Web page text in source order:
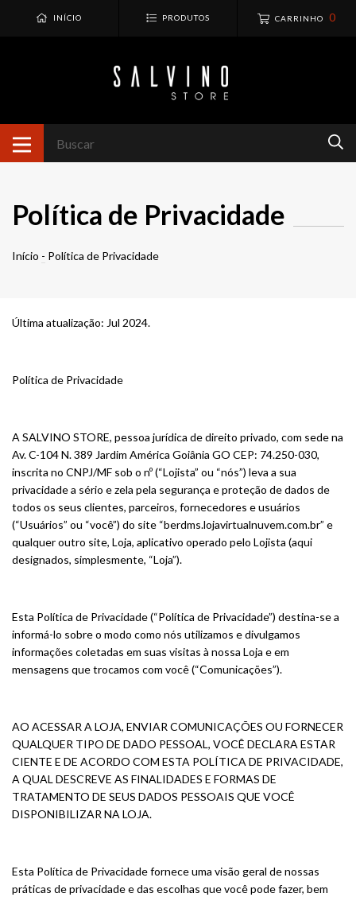
INÍCIO PRODUTOS CARRINHO 0
Política de Privacidade
Início - Política de Privacidade
Última atualização: Jul 2024.
Política de Privacidade
A SALVINO STORE, pessoa jurídica de direito privado, com sede na
Av. C-104 N. 389 Jardim América Goiânia GO CEP: 74.250-030,
inscrita no CNPJ/MF sob o nº (“Lojista” ou “nós”) leva a sua
privacidade a sério e zela pela segurança e proteção de dados de
todos os seus clientes, parceiros, fornecedores e usuários
(“Usuários” ou “você”) do site “berdms.lojavirtualnuvem.com.br” e
qualquer outro site, Loja, aplicativo operado pelo Lojista (aqui
designados, simplesmente, “Loja”).
Esta Política de Privacidade (“Política de Privacidade”) destina-se a
informá-lo sobre o modo como nós utilizamos e divulgamos
informações coletadas em suas visitas à nossa Loja e em
mensagens que trocamos com você (“Comunicações”).
AO ACESSAR A LOJA, ENVIAR COMUNICAÇÕES OU FORNECER
QUALQUER TIPO DE DADO PESSOAL, VOCÊ DECLARA ESTAR
CIENTE E DE ACORDO COM ESTA POLÍTICA DE PRIVACIDADE,
A QUAL DESCREVE AS FINALIDADES E FORMAS DE
TRATAMENTO DE SEUS DADOS PESSOAIS QUE VOCÊ
DISPONIBILIZAR NA LOJA.
Esta Política de Privacidade fornece uma visão geral de nossas
práticas de privacidade e das escolhas que você pode fazer, bem